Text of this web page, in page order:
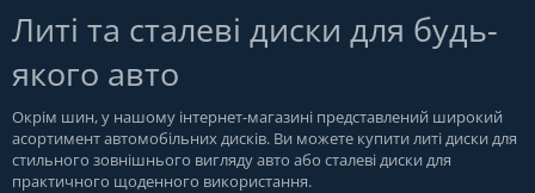
Литі та сталеві диски для будь-
якого авто
Окрім шин, у нашому інтернет-магазині представлений широкий
асортимент автомобільних дисків. Ви можете купити литі диски для
стильного зовнішнього вигляду авто або сталеві диски для
практичного щоденного використання.